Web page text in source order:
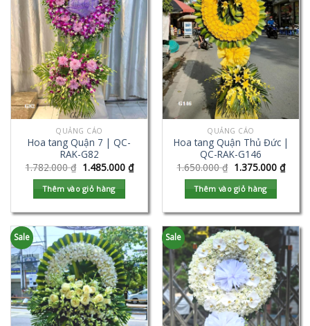
QUẢNG CÁO
Hoa tang Quận 7 | QC-
RAK-G82
1.782.000₫ 1.485.000 ₫
Thêm vào giỏ hàng
QUẢNG CÁO
Hoa tang Quận Thủ Đức |
QC-RAK-G146
1.650.000₫ 1.375.000 ₫
Thêm vào giỏ hàng
Sale Sale